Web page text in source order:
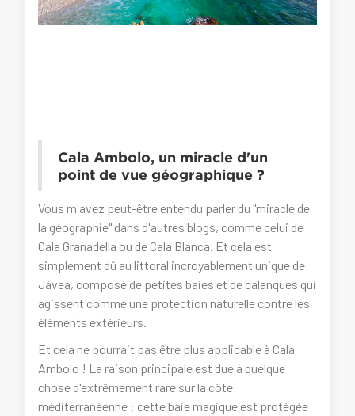
Cala Ambolo, un miracle d'un
point de vue géographique ?
Vous m'avez peut-être entendu parler du "miracle de
la géographie" dans d'autres blogs, comme celui de
Cala Granadella ou de Cala Blanca. Et cela est
simplement dû au littoral incroyablement unique de
Jávea, composé de petites baies et de calanques qui
agissent comme une protection naturelle contre les
éléments extérieurs.
Et cela ne pourrait pas être plus applicable à Cala
Ambolo ! La raison principale est due à quelque
chose d'extrêmement rare sur la côte
méditerranéenne : cette baie magique est protégée